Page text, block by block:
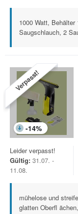
1000 Watt,
Saugschlauch, 2
Verpasst!
-14%
Leider verpasst!
Gültig: 31.07. -
11.08.
mühelose und
glatten Oberfl